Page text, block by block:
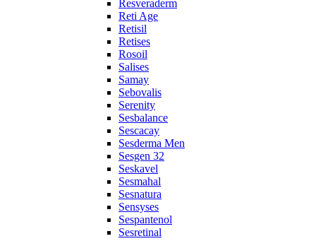
Resveraderm
Reti Age
Retisil
Retises
Rosoil
Salises
Samay
Sebovalis
Serenity
Sesbalance
Sescacay
Sesderma Men
Sesgen 32
Seskavel
Sesmahal
Sesnatura
Sensyses
Sespantenol
Sesretinal